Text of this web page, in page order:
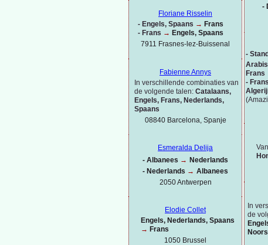
-
-
Frans
-
In
de
Floriane Risselin
- Engels, Spaans → Frans
- Frans → Engels, Spaans
7911 Frasnes-lez-Buissenal
Fabienne Annys
In verschillende combinaties van
de volgende talen: Catalaans,
Engels, Frans, Nederlands,
Spaans
08840 Barcelona, Spanje
Esmeralda Delija
- Albanees → Nederlands
- Nederlands → Albanees
2050 Antwerpen
Elodie Collet
Engels, Nederlands, Spaans
→ Frans
1050 Brussel